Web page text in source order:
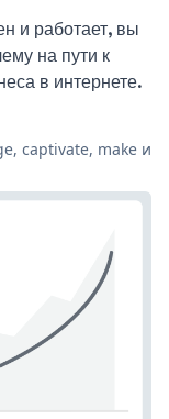
и работает, вы
на пути к
в интернете.
captivate, make и